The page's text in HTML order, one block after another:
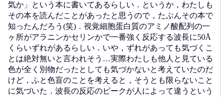
気か」という本に書いてあるらしい．というか，わたしも
その本を読んだことがあったと思うので，たぶんその本で
知ったんだろう(笑)．視覚細胞蛋白質のアミノ酸配列の一
ヶ所がアラニンかセリンかで一番強く反応する波長に50Å
くらいずれがあるらしい．いや，ずれがあっても気づくこ
とは絶対無いと言われそう…実際わたしも他人と見ている
色が全く別物だったとしても気づかないと考えていたのだ
けど，ふと色盲のことを考えると，そうとも限らないこと
に気づいた．波長の反応のピークが人によって違うという